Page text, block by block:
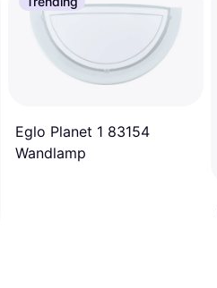
Eglo Planet 1 83154
Wandlamp